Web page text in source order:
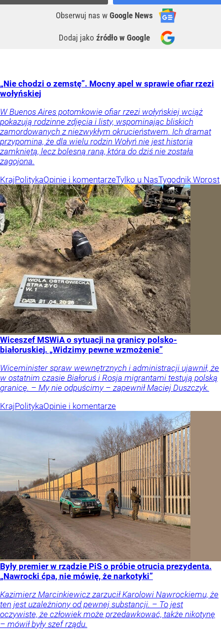
Obserwuj nas w Google News
Dodaj jako źródło w Google
„Nie chodzi o zemstę”. Mocny apel w sprawie ofiar rzezi
wołyńskiej
W Buenos Aires potomkowie ofiar rzezi wołyńskiej wciąż
pokazują rodzinne zdjęcia i listy, wspominając bliskich
zamordowanych z niezwykłym okrucieństwem. Ich dramat
przypomina, że dla wielu rodzin Wołyń nie jest historią
zamkniętą, lecz bolesną raną, która do dziś nie została
zagojona.
KrajPolitykaOpinie i komentarzeTylko u NasTygodnik Wprost
Wiceszef MSWiA o sytuacji na granicy polsko-
białoruskiej. „Widzimy pewne wzmożenie”
Wiceminister spraw wewnętrznych i administracji ujawnił, że
w ostatnim czasie Białoruś i Rosja migrantami testują polską
granicę. – My nie odpuścimy – zapewnił Maciej Duszczyk.
KrajPolitykaOpinie i komentarze
Były premier w rządzie PiS o próbie otrucia prezydenta.
„Nawrocki ćpa, nie mówię, że narkotyki”
Kazimierz Marcinkiewicz zarzucił Karolowi Nawrockiemu, że
ten jest uzależniony od pewnej substancji. – To jest
oczywiste, że człowiek może przedawkować, także nikotynę
– mówił były szef rządu.